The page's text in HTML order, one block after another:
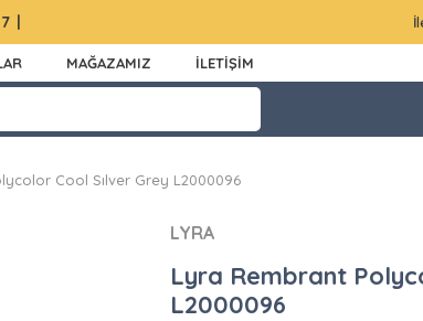
|
MAĞAZAMIZ İLETİŞİM
Cool Sılver Grey L2000096
LYRA
Lyra Rembrant
L2000096